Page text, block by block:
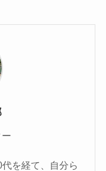
を経て、自分ら